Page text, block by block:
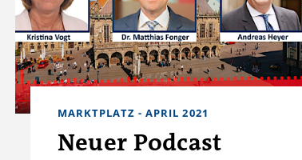
MARKTPLATZ - APRIL 2021
Neuer Podcast